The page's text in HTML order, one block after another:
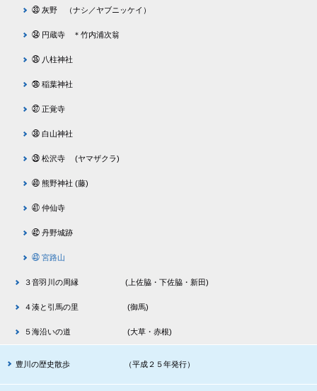
㉝ 灰野 （ナシ／ヤブニッケイ）
㉞ 円蔵寺 ＊竹内浦次翁
㉟ 八柱神社
㊱ 稲葉神社
㊲ 正覚寺
㊳ 白山神社
㊴ 松沢寺 (ヤマザクラ)
㊵ 熊野神社 (藤)
㊶ 仲仙寺
㊷ 丹野城跡
㊸ 宮路山
３音羽川の周縁 (上佐脇・下佐脇・新田)
４湊と引馬の里 (御馬)
５海沿いの道 (大草・赤根)
豊川の歴史散歩 （平成２５年発行）